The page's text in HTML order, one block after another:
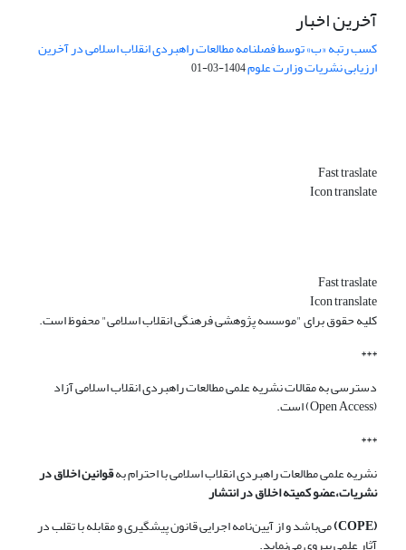
آخرین اخبار
کسب رتبه «ب» توسط فصلنامه مطالعات راهبردی انقلاب اسلامی در آخرین
ارزیابی نشریات وزارت علوم1404-03-01
Fast traslate
Icon translate
Fast traslate
Icon translate
کلیه حقوق برای "موسسه پژوهشی فرهنگی انقلاب اسلامی" محفوظ است.
***
دسترسی به مقالات نشریه علمی مطالعات راهبردی انقلاب اسلامی آزاد
(Open Access) است.
***
نشریه علمی مطالعات راهبردی انقلاب اسلامی با احترام بهقوانین اخلاق در
نشریات،عضو کمیته اخلاق در انتشار
(COPE)
می‌باشد و از آیین‌نامه اجرایی قانون پیشگیری و مقابله با تقلب در